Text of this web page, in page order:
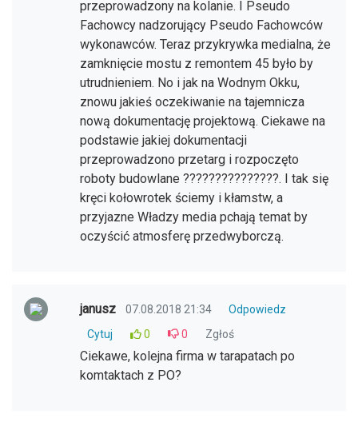
przeprowadzony na kolanie. I Pseudo
Fachowcy nadzorujący Pseudo Fachowców
wykonawców. Teraz przykrywka medialna, że
zamknięcie mostu z remontem 45 było by
utrudnieniem. No i jak na Wodnym Okku,
znowu jakieś oczekiwanie na tajemnicza
nową dokumentację projektową. Ciekawe na
podstawie jakiej dokumentacji
przeprowadzono przetarg i rozpoczęto
roboty budowlane ???????????????. I tak się
kręci kołowrotek ściemy i kłamstw, a
przyjazne Władzy media pchają temat by
oczyścić atmosferę przedwyborczą.
janusz 07.08.2018 21:34
Odpowiedz
Cytuj
0 0 Zgłoś
Ciekawe, kolejna firma w tarapatach po
komtaktach z PO?